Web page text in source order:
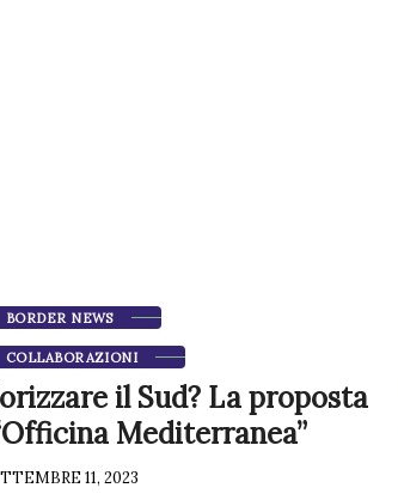
BORDER NEWS
COLLABORAZIONI
il Sud? La proposta
Mediterranea”
11, 2023